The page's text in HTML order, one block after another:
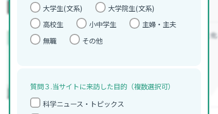
【中学生向け】原子の構造と
大学生(文系)
大学院生(文系)
高校生
小中学生
主婦・主夫
無職
その他
質問３.当サイトに来訪した目的（複数選択可）
科学ニュース・トピックス